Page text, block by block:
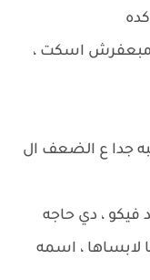
مبعفرش اسكت ،
جدا ع الضعف ال
، دي حاجه
لابساها ، اسمه